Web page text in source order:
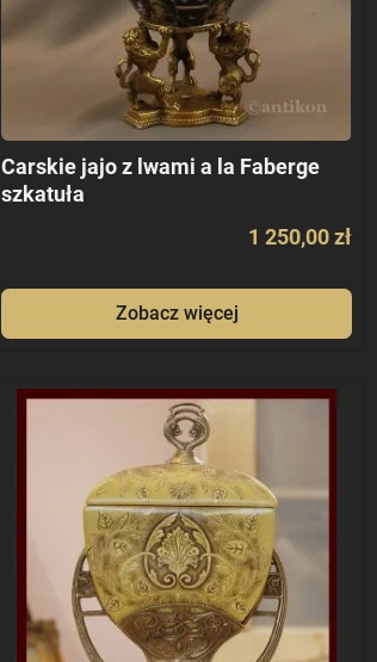
Carskie jajo z lwami a la Faberge
szkatuła
1 250,00 zł
Zobacz więcej